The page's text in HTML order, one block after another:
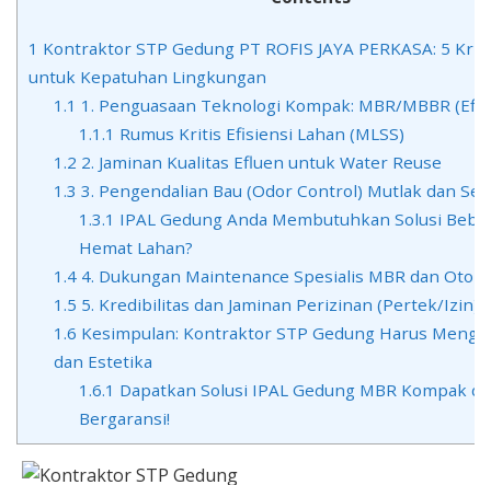
1 Kontraktor STP Gedung PT ROFIS JAYA PERKASA: 5
untuk Kepatuhan Lingkungan
1.1 1. Penguasaan Teknologi Kompak: MBR/MBBR
1.1.1 Rumus Kritis Efisiensi Lahan (MLSS)
1.2 2. Jaminan Kualitas Efluen untuk Water Reuse
1.3 3. Pengendalian Bau (Odor Control) Mutlak dan
1.3.1 IPAL Gedung Anda Membutuhkan Solusi
Hemat Lahan?
1.44. Dukungan Maintenance Spesialis MBR dan
1.5 5. Kredibilitas dan Jaminan Perizinan (Pertek/Izin)
1.6 Kesimpulan: Kontraktor STP Gedung Harus
dan Estetika
1.6.1 Dapatkan Solusi IPAL Gedung MBR Kompak
Bergaransi!